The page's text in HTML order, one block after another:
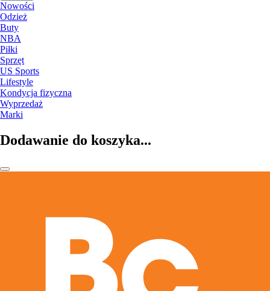
Nowości
Odzież
Buty
NBA
Piłki
Sprzęt
US Sports
Lifestyle
Kondycja fizyczna
Wyprzedaż
Marki
Dodawanie do koszyka...